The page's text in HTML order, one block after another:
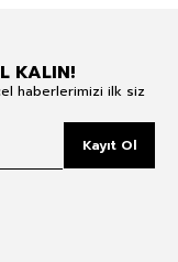
KALIN!
haberlerimizi ilk siz
Kayıt Ol